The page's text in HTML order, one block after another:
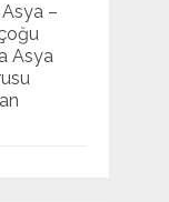
–
Asya